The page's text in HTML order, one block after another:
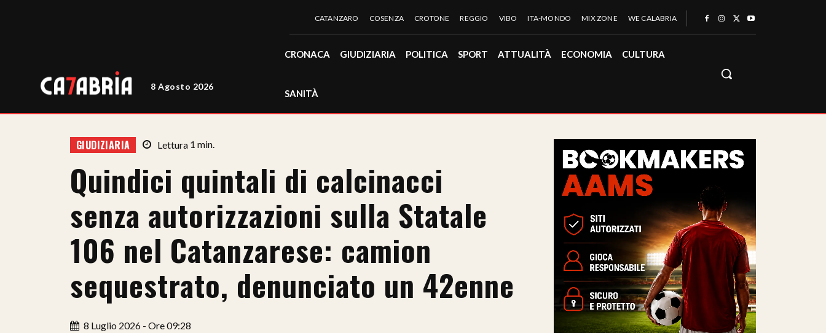
8 Agosto 2026
CATANZARO COSENZA CROTONE REGGIO VIBO ITA-MONDO MIX ZONE WE CALABRIA
CRONACA GIUDIZIARIA POLITICA SPORT ATTUALITÀ ECONOMIA CULTURA
SANITÀ
GIUDIZIARIA Lettura 1 min.
Quindici quintali di calcinacci
senza autorizzazioni sulla Statale
106 nel Catanzarese: camion
sequestrato, denunciato un 42enne
8 Luglio 2026 - Ore 09:28